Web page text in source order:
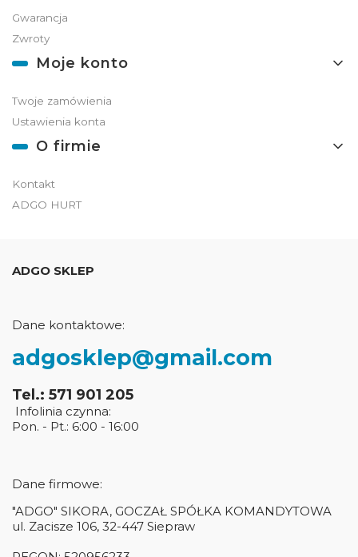
Gwarancja
Zwroty
Moje konto
Twoje zamówienia
Ustawienia konta
O firmie
Kontakt
ADGO HURT
ADGO SKLEP
Dane kontaktowe:
adgosklep@gmail.com
Tel.: 571 901 205
Infolinia czynna:
Pon. - Pt.: 6:00 - 16:00
Dane firmowe:
"ADGO" SIKORA, GOCZAŁ SPÓŁKA KOMANDYTOWA
ul. Zacisze 106, 32-447 Siepraw